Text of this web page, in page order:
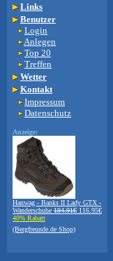
Links
Benutzer
Login
Anlegen
Top 20
Treffen
Wetter
Kontakt
Impressum
Datenschutz
Anzeige:
Hanwag - Banks II Lady GTX -
Wanderschuhe 194.91€ 116.95€
40% Rabatt
(Bergfreunde.de Shop)